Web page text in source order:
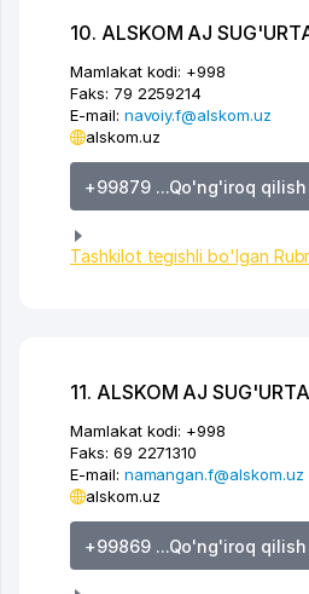
10. ALSKOM AJ
Mamlakat kodi: +998
Faks: 79 2259214
E-mail: navoiy.f@alskom.uz
alskom.uz
+99879 ...Qo'ng'iroq qilish
Tashkilot tegishli bo'lgan
11. ALSKOM AJ
Mamlakat kodi: +998
Faks: 69 2271310
E-mail: namangan.f@alskom.uz
alskom.uz
+99869 ...Qo'ng'iroq qilish